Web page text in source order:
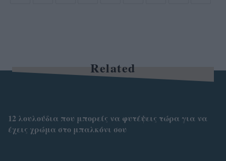
Related
12 λουλούδια που μπορείς να φυτέψεις τώρα για να
έχεις χρώμα στο μπαλκόνι σου